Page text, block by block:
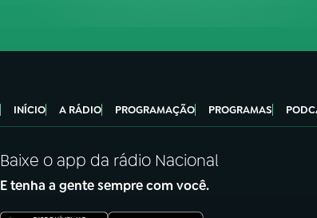
INÍCIO A RÁDIO PROGRAMAÇÃO PROGRAMAS
Baixe o app da rádio Nacional
E tenha a gente sempre com você.